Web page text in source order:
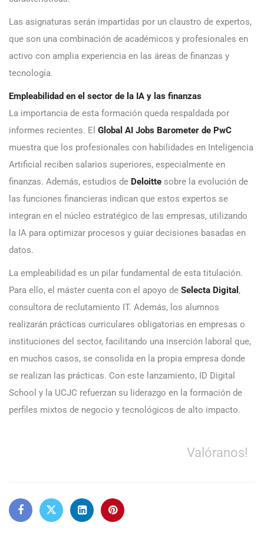
Las asignaturas serán impartidas por un claustro de expertos,
que son una combinación de académicos y profesionales en
activo con amplia experiencia en las áreas de finanzas y
tecnología.
Empleabilidad en el sector de la IA y las finanzas
La importancia de esta formación queda respaldada por
informes recientes. El Global AI Jobs Barometer de PwC
muestra que los profesionales con habilidades en Inteligencia
Artificial reciben salarios superiores, especialmente en
finanzas. Además, estudios de Deloitte sobre la evolución de
las funciones financieras indican que estos expertos se
integran en el núcleo estratégico de las empresas, utilizando
la IA para optimizar procesos y guiar decisiones basadas en
datos.
La empleabilidad es un pilar fundamental de esta titulación.
Para ello, el máster cuenta con el apoyo de Selecta Digital ,
consultora de reclutamiento IT. Además, los alumnos
realizarán prácticas curriculares obligatorias en empresas o
instituciones del sector, facilitando una inserción laboral que,
en muchos casos, se consolida en la propia empresa donde
se realizan las prácticas. Con este lanzamiento, ID Digital
School y la UCJC refuerzan su liderazgo en la formación de
perfiles mixtos de negocio y tecnológicos de alto impacto.
Valóranos!